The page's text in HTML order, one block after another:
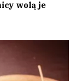
wolą je